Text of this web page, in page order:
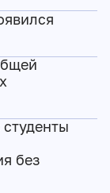
без